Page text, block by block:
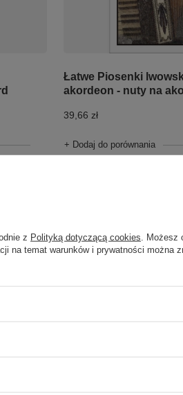
Łatwe Piosenki
akordeon - nuty na
39,66 zł
+ Dodaj do porównania
z Polityką dotyczącą cookies .
na temat warunków i prywatności można